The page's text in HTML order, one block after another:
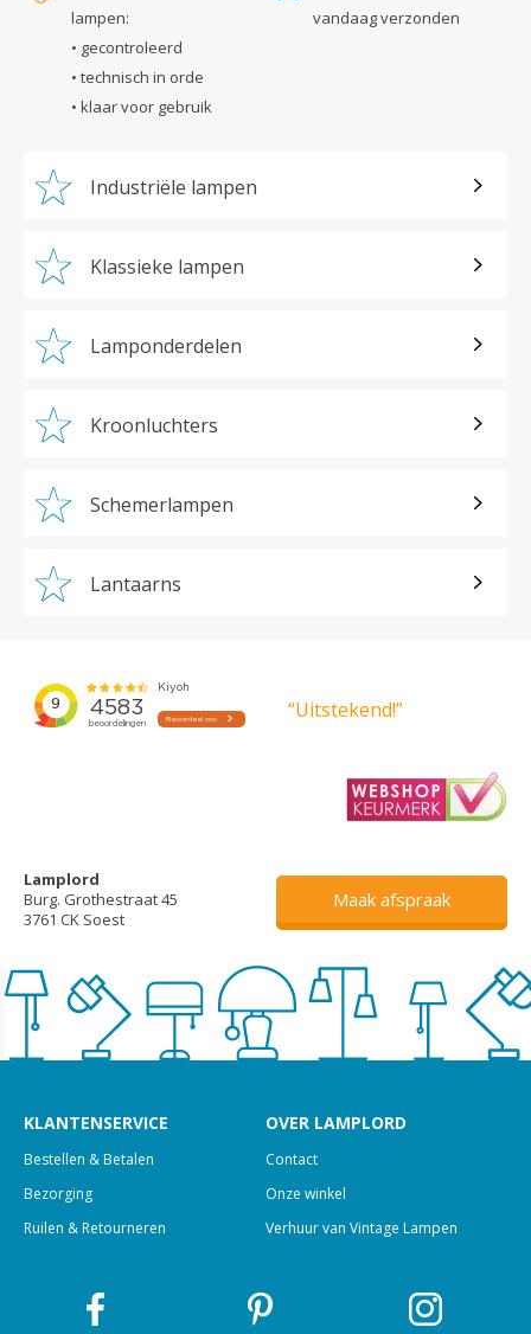
lampen:
• gecontroleerd
• technisch in orde
• klaar voor gebruik
vandaag verzonden
Industriële lampen
Klassieke lampen
Lamponderdelen
Kroonluchters
Schemerlampen
Lantaarns
“Uitstekend!”
Lamplord
Burg. Grothestraat 45
3761 CK Soest
Maak afspraak
KLANTENSERVICE
Bestellen & Betalen
Bezorging
Ruilen & Retourneren
OVER LAMPLORD
Contact
Onze winkel
Verhuur van Vintage Lampen